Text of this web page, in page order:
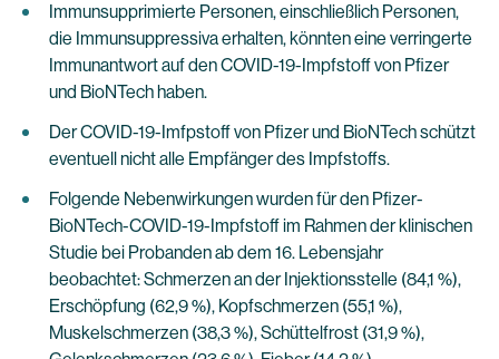
Immunsupprimierte Personen, einschließlich Personen,
die Immunsuppressiva erhalten, könnten eine verringerte
Immunantwort auf den COVID-19-Impfstoff von Pfizer
und BioNTech haben.
Der COVID-19-Imfpstoff von Pfizer und BioNTech schützt
eventuell nicht alle Empfänger des Impfstoffs.
Folgende Nebenwirkungen wurden für den Pfizer-
BioNTech-COVID-19-Impfstoff im Rahmen der klinischen
Studie bei Probanden ab dem 16. Lebensjahr
beobachtet: Schmerzen an der Injektionsstelle (84,1 %),
Erschöpfung (62,9 %), Kopfschmerzen (55,1 %),
Muskelschmerzen (38,3 %), Schüttelfrost (31,9 %),